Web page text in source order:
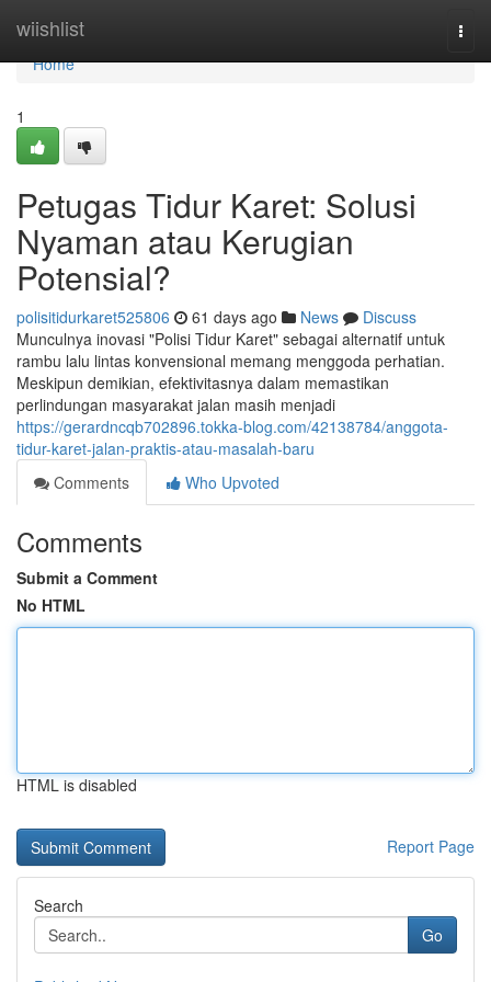
wiishlist
Home
Home
1
Petugas Tidur Karet: Solusi
Nyaman atau Kerugian
Potensial?
polisitidurkaret525806 61 days ago News
Discuss
Munculnya inovasi "Polisi Tidur Karet" sebagai alternatif untuk
rambu lalu lintas konvensional memang menggoda perhatian.
Meskipun demikian, efektivitasnya dalam memastikan
perlindungan masyarakat jalan masih menjadi
https://gerardncqb702896.tokka-blog.com/42138784/anggota-
tidur-karet-jalan-praktis-atau-masalah-baru
Comments
Who Upvoted
Comments
Submit a Comment
No HTML
HTML is disabled
Report Page
Search
Go